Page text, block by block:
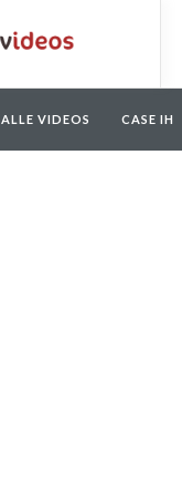
ALLE VIDEOS CASE IH